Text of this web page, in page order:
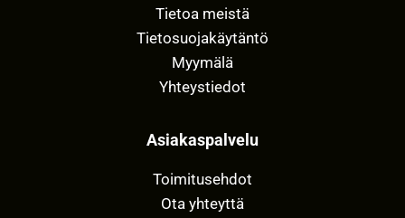
Tietoa meistä
Tietosuojakäytäntö
Myymälä
Yhteystiedot
Asiakaspalvelu
Toimitusehdot
Ota yhteyttä